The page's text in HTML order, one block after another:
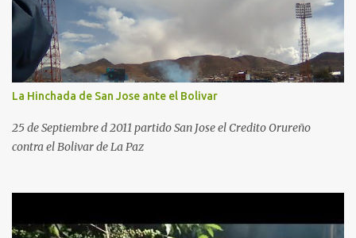
La Hinchada de San Jose ante el Bolivar
25 de Septiembre d 2011 partido San Jose el Credito Orureño
contra el Bolivar de La Paz